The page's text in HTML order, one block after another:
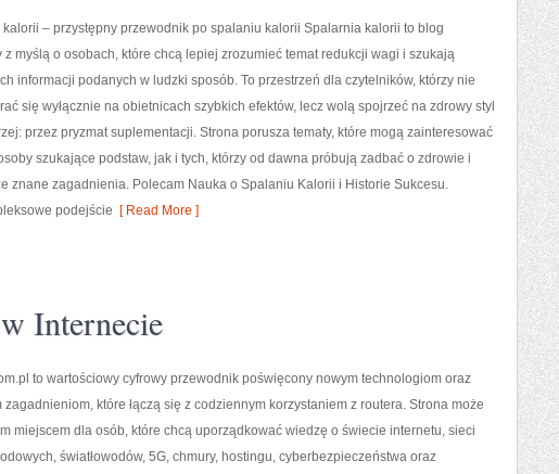
– przystępny przewodnik po spalaniu kalorii Spalarnia kalorii to blog
z myślą o osobach, które chcą lepiej zrozumieć temat redukcji wagi i szukają
informacji podanych w ludzki sposób. To przestrzeń dla czytelników, którzy nie
się wyłącznie na obietnicach szybkich efektów, lecz wolą spojrzeć na zdrowy styl
przez pryzmat suplementacji. Strona porusza tematy, które mogą zainteresować
szukające podstaw, jak i tych, którzy od dawna próbują zadbać o zdrowie i
znane zagadnienia. Polecam Nauka o Spalaniu Kalorii i Historie Sukcesu.
podejście [ Read More ]
Internecie
to wartościowy cyfrowy przewodnik poświęcony nowym technologiom oraz
zagadnieniom, które łączą się z codziennym korzystaniem z routera. Strona może
miejscem dla osób, które chcą uporządkować wiedzę o świecie internetu, sieci
światłowodów, 5G, chmury, hostingu, cyberbezpieczeństwa oraz